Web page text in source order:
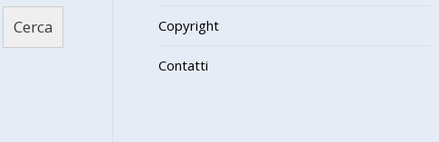
Cerca Copyright
Contatti